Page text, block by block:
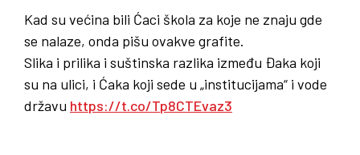
Kad su većina bili Ćaci škola za koje ne znaju gde
se nalaze, onda pišu ovakve grafite.
Slika i prilika i suštinska razlika između Đaka koji
su na ulici, i Ćaka koji sede u „institucijama“ i vode
državu https://t.co/Tp8CTEvaz3